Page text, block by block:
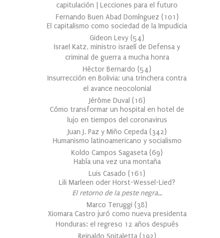
capitulación | Lecciones para el futuro
Fernando Buen Abad Domínguez (101 )
El capitalismo como sociedad de la Impudicia
Gideon Levy (54)
Israel Katz, ministro israelí de Defensa y
criminal de guerra a mucha honra
Héctor Bernardo (54)
Insurrección en Bolivia: una trinchera contra
el avance neocolonial
Jérôme Duval (16)
Cómo transformar un hospital en hotel de
lujo en tiempos del coronavirus
Juan J. Paz y Miño Cepeda (342)
Humanismo latinoamericano y socialismo
Koldo Campos Sagaseta (69)
Había una vez una montaña
Luis Casado (161 )
Lili Marleen oder Horst-Wessel-Lied?
El retorno de la peste negra…
Marco Teruggi (38)
Xiomara Castro juró como nueva presidenta
Honduras: el regreso 12 años después